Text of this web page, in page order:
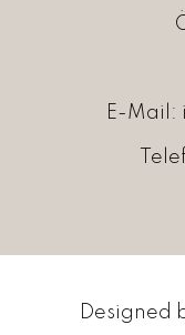
E-Mail:
Designed